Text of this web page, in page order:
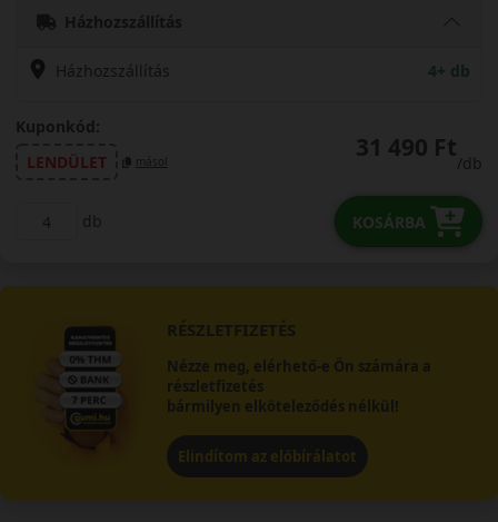
Házhozszállítás
Házhozszállítás 4+ db
Kuponkód:
LENDÜLET
másol 31 490 Ft
/db
db KOSÁRBA
RÉSZLETFIZETÉS
Nézze meg, elérhető-e Ön számára a
részletfizetés
bármilyen elköteleződés nélkül!
Elindítom az előbírálatot